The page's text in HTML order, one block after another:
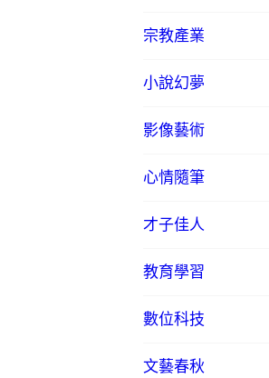
宗教產業
小說幻夢
影像藝術
心情隨筆
才子佳人
教育學習
數位科技
文藝春秋